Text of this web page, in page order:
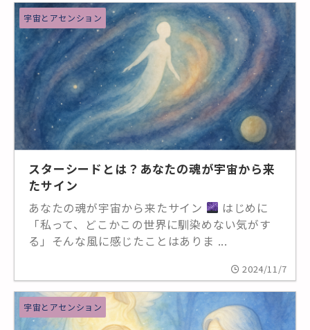
宇宙とアセンション
スターシードとは？あなたの魂が宇宙から来
たサイン
あなたの魂が宇宙から来たサイン
はじめに
「私って、どこかこの世界に馴染めない気がす
る」そんな風に感じたことはありま ...
2024/11/7
宇宙とアセンション